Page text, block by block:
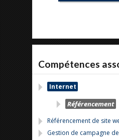
Compétences
Internet
Référencement
Référencement de site
Gestion de campagne